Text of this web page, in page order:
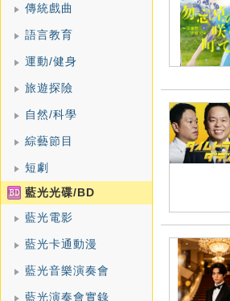
傳統戲曲
語言教育
運動/健身
旅遊探險
自然/科學
綜藝節目
短劇
藍光光碟/BD
藍光電影
藍光卡通動漫
藍光音樂演奏會
藍光演奏會實錄